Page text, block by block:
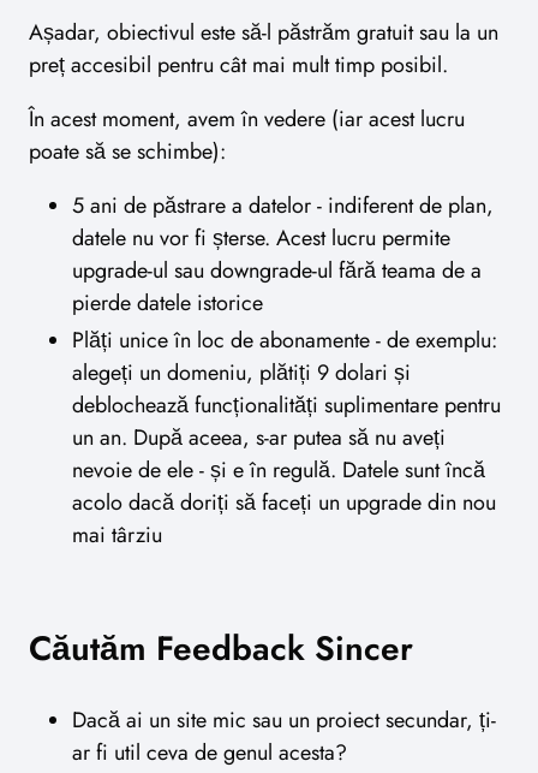
Așadar, obiectivul este să-l păstrăm gratuit sau la un
preț accesibil pentru cât mai mult timp posibil.
În acest moment, avem în vedere (iar acest lucru
poate să se schimbe):
5 ani de păstrare a datelor - indiferent de plan,
datele nu vor fi șterse. Acest lucru permite
upgrade-ul sau downgrade-ul fără teama de a
pierde datele istorice
Plăți unice în loc de abonamente - de exemplu:
alegeți un domeniu, plătiți 9 dolari și
deblochează funcționalități suplimentare pentru
un an. După aceea, s-ar putea să nu aveți
nevoie de ele - și e în regulă. Datele sunt încă
acolo dacă doriți să faceți un upgrade din nou
mai târziu
Căutăm Feedback Sincer
Dacă ai un site mic sau un proiect secundar, ți-
ar fi util ceva de genul acesta?